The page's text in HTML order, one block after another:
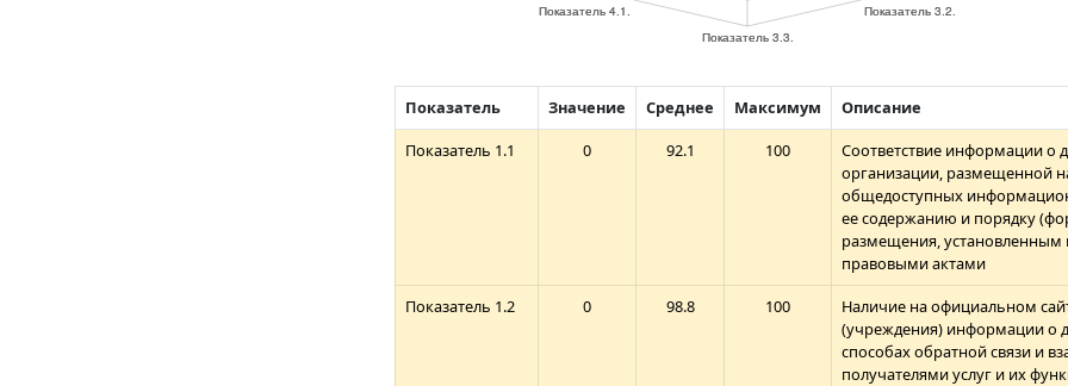
Показатель Значение Среднее Максимум
Описание
Показатель 1.1
0 92.1 100
Соответствие информации о
организации, размещенной
общедоступных
ее содержанию и порядку
размещения,
правовыми актами
Показатель 1.2
0 98.8 100
Наличие на официальном
(учреждения) информации о
способах обратной связи и
получателями услуг и их